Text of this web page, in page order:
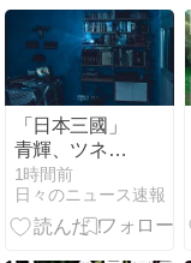
「日本三國」
青輝、ツネち
ゃん、賀来軍
師の“侍”テー
マ描き下ろし
1時間前
日々のニュース速報